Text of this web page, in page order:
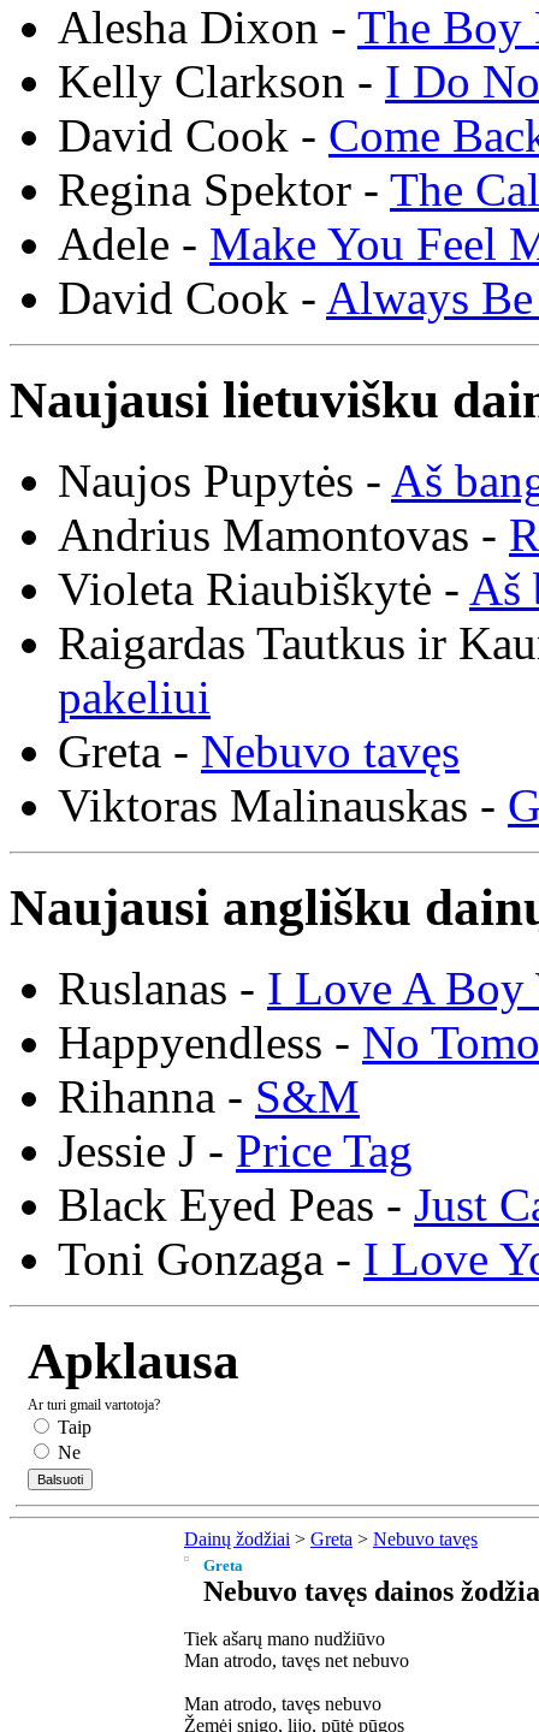
Alesha Dixon - The Boy
Kelly Clarkson - I Do
David Cook - Come
Regina Spektor - The
Adele - Make You Feel
David Cook - Always
Naujausi lietuvišku
Naujos Pupytės - Aš
Andrius Mamontovas -
Violeta Riaubiškytė - Aš
Raigardas Tautkus ir
pakeliui
Greta - Nebuvo tavęs
Viktoras Malinauskas -
Naujausi anglišku
Ruslanas - I Love A Boy
Happyendless - No
Rihanna - S&M
Jessie J - Price Tag
Black Eyed Peas - Just
Toni Gonzaga - I Love
Apklausa
Ar turi gmail vartotoja?
Taip
Ne
Dainų žodžiai > Greta > Nebuvo tavęs
Greta
Nebuvo tavęs dainos
Tiek ašarų mano nudžiūvo
Man atrodo, tavęs net nebuvo
Man atrodo, tavęs nebuvo
Žemėj snigo, lijo, pūtė pūgos